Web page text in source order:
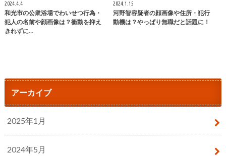
2024.4.4
和光市の公衆浴場でわいせつ行為・
犯人の名前や顔画像は？衝動を抑え
きれずに…
2024.1.15
河野智容疑者の顔画像や住所・犯行
動機は？やっぱり無職だと話題に！
アーカイブ
2025年1月
2024年5月